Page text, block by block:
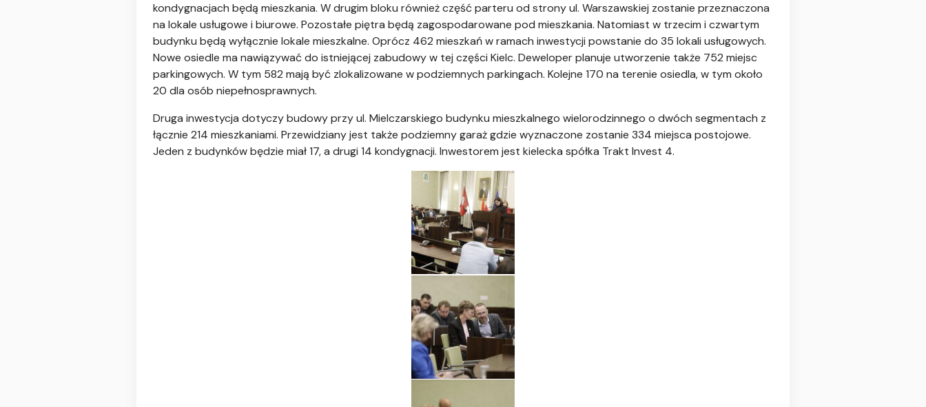
kondygnacjach będą mieszkania. W drugim bloku również część parteru od strony ul. Warszawskiej zostanie przeznaczona
na lokale usługowe i biurowe. Pozostałe piętra będą zagospodarowane pod mieszkania. Natomiast w trzecim i czwartym
budynku będą wyłącznie lokale mieszkalne. Oprócz 462 mieszkań w ramach inwestycji powstanie do 35 lokali usługowych.
Nowe osiedle ma nawiązywać do istniejącej zabudowy w tej części Kielc. Deweloper planuje utworzenie także 752 miejsc
parkingowych. W tym 582 mają być zlokalizowane w podziemnych parkingach. Kolejne 170 na terenie osiedla, w tym około
20 dla osób niepełnosprawnych.
Druga inwestycja dotyczy budowy przy ul. Mielczarskiego budynku mieszkalnego wielorodzinnego o dwóch segmentach z
łącznie 214 mieszkaniami. Przewidziany jest także podziemny garaż gdzie wyznaczone zostanie 334 miejsca postojowe.
Jeden z budynków będzie miał 17, a drugi 14 kondygnacji. Inwestorem jest kielecka spółka Trakt Invest 4.